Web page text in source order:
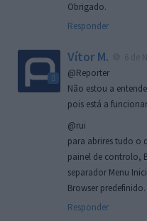
Obrigado.
Responder
Vítor M.
@Reporter
Não estou a
pois está a
@rui
para abrires tudo o
painel de controlo,
separador Menu
Browser
Responder